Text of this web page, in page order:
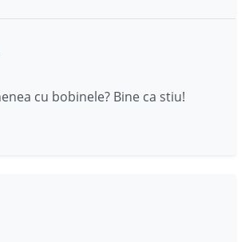
cu bobinele? Bine ca stiu!